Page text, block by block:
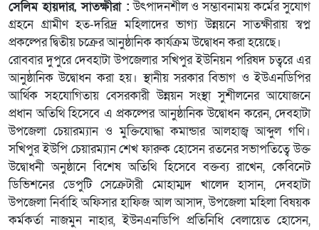
সেলিম হায়দার, সাতক্ষীরা : উৎপাদনশীল ও সম্ভাবনাময় কর্মের সুযোগ
গ্রহনে গ্রামীণ হত-দরিদ্র মহিলাদের ভাগ্য উন্নয়নে সাতক্ষীরায় স্বপ্ন
প্রকল্পের দ্বিতীয় চক্রের আনুষ্ঠানিক কার্যক্রম উদ্বোধন করা হয়েছে।
রোববার দুপুরে দেবহাটা উপজেলার সখিপুর ইউনিয়ন পরিষদ চত্বরে এর
আনুষ্ঠানিক উদ্বোধন করা হয়। স্থানীয় সরকার বিভাগ ও ইউএনডিপির
আর্থিক সহযোগিতায় বেসরকারী উন্নয়ন সংস্থা সুশীলনের আযোজনে
প্রধান অতিথি হিসেবে এ প্রকল্পের আনুষ্ঠানিক উদ্বোধন করেন, দেবহাটা
উপজেলা চেয়ারম্যান ও মুক্তিযোদ্ধা কমান্ডার আলহাজ্ব আব্দুল গণি।
সখিপুর ইউপি চেয়ারম্যান শেখ ফারুক হোসেন রতনের সভাপতিত্বে উক্ত
উদ্বোধনী অনুষ্ঠানে বিশেষ অতিথি হিসেবে বক্তব্য রাখেন, কেবিনেট
ডিভিশনের ডেপুটি সেক্রেটারী মোহাম্মদ খালেদ হাসান, দেবহাটা
উপজেলা নির্বাহি অফিসার হাফিজ আল আসাদ, উপজেলা মহিলা বিষয়ক
কর্মকর্তা নাজমুন নাহার, ইউনএনডিপি প্রতিনিধি বেলায়েত হোসেন,